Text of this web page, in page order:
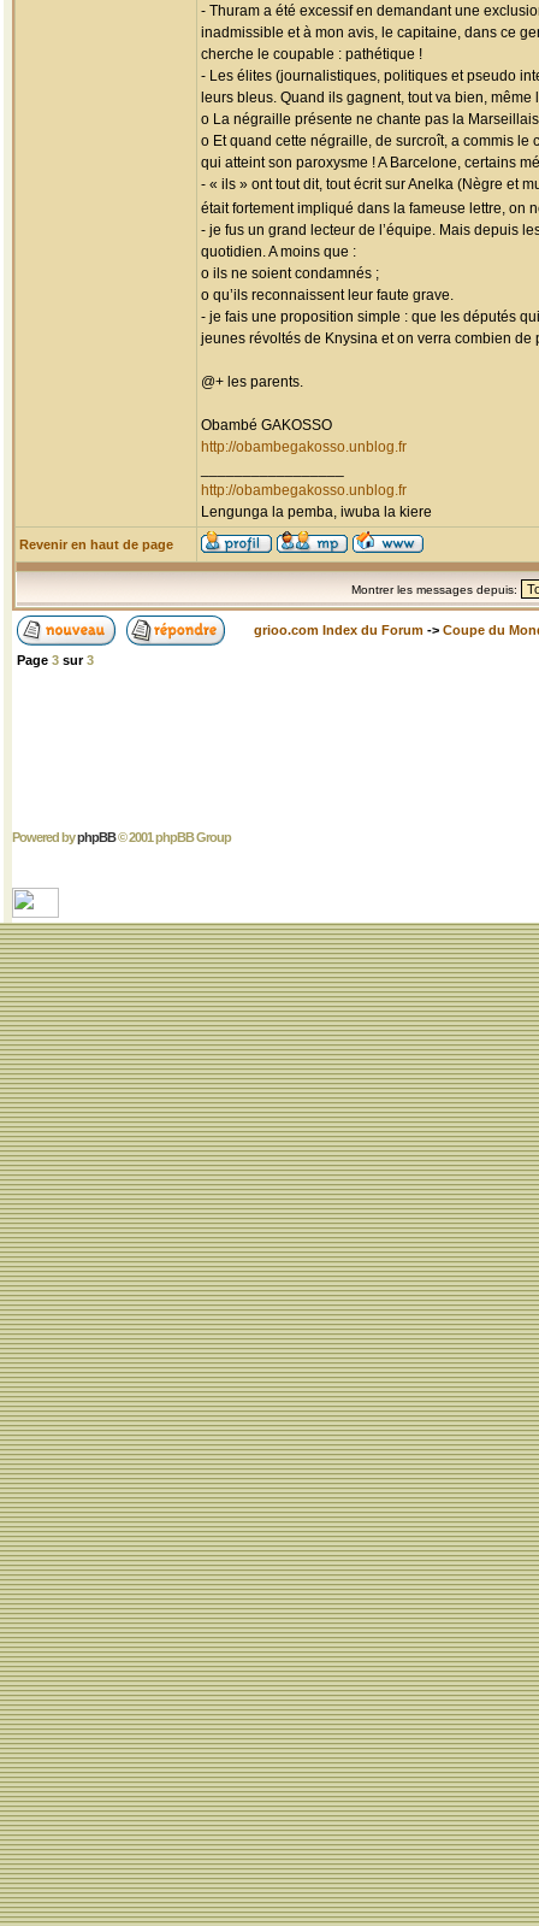
- Thuram a été excessif en demandant une
inadmissible et à mon avis, le capitaine, dans ce
cherche le coupable : pathétique !
- Les élites (journalistiques, politiques et pseudo
leurs bleus. Quand ils gagnent, tout va bien,
o La négraille présente ne chante pas la
o Et quand cette négraille, de surcroît, a commis le
qui atteint son paroxysme ! A Barcelone, certains
- « ils » ont tout dit, tout écrit sur Anelka (Nègre et
était fortement impliqué dans la fameuse lettre,
- je fus un grand lecteur de l’équipe. Mais depuis
quotidien. A moins que :
o ils ne soient condamnés ;
o qu’ils reconnaissent leur faute grave.
- je fais une proposition simple : que les députés
jeunes révoltés de Knysina et on verra combien
@+ les parents.
Obambé GAKOSSO
http://obambegakosso.unblog.fr
http://obambegakosso.unblog.fr
Lengunga la pemba, iwuba la kiere
Revenir en haut de page
Montrer les messages depuis:
grioo.com Index du Forum -> Coupe du
Page 3 sur3
Powered byphpBB© 2001 phpBB Group